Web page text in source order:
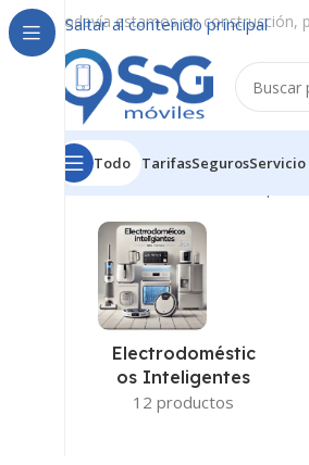
Saltar al contenido principal
Todavía estamos en construcción,
Todo TarifasSeguros
Inicio/Almacenamiento -
Electrodoméstic
Os Inteligentes
12 productos